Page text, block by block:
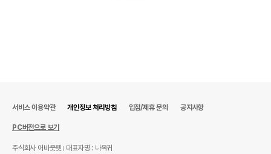
서비스 이용약관 개인정보 처리방침 입점/제휴 문의 공지사항
PC버전으로 보기
주식회사 어바웃펫
대표자명 : 나옥귀